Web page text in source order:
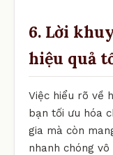
6. Lời
hiệu quả
Việc hiểu rõ về
bạn tối ưu hóa
gia mà còn
nhanh chóng